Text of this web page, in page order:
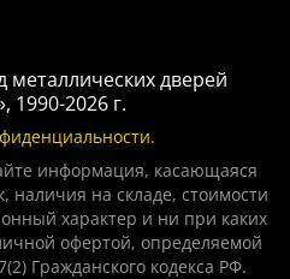
металлических дверей
1990-2026 г.
информация, касающаяся
наличия на складе, стоимости
характер и ни при каких
офертой, определяемой
Гражданского кодекса РФ.